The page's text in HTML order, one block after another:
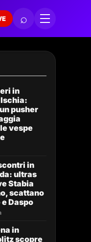
⌕
in
pusher
vespe
in
ultras
Stabia
scattano
Daspo
in
scopre